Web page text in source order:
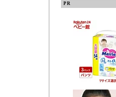
PR